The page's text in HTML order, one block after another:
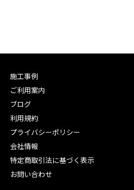
施工事例
ご利用案内
ブログ
利用規約
プライバシーポリシー
会社情報
特定商取引法に基づく表示
お問い合わせ